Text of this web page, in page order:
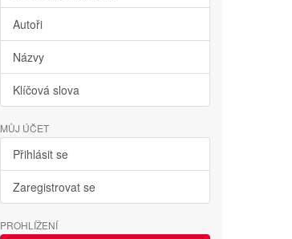
Autoři
Názvy
Klíčová slova
MŮJ ÚČET
Přihlásit se
Zaregistrovat se
PROHLÍŽENÍ